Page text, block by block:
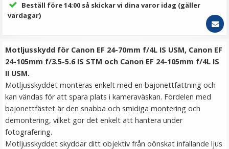
Step Up Ring 30-30.5mm - Gör filtergängan större
★★★★★
69 kr
Beställ före 14:00 så skickar vi dina varor idag (gäller
vardagar)
Motljusskydd för Canon EF 24-70mm f/4L IS USM, Canon EF
24-105mm f/3.5-5.6 IS STM och Canon EF 24-105mm f/4L IS
II USM.
Motljusskyddet monteras enkelt med en bajonettfattning och
kan vändas för att spara plats i kameraväskan. Fördelen med
bajonettfästet är den snabba och smidiga montering och
demontering, vilket gör det enkelt att hantera under
fotografering.
Motljusskyddet skyddar ditt objektiv från oönskat infallande ljus